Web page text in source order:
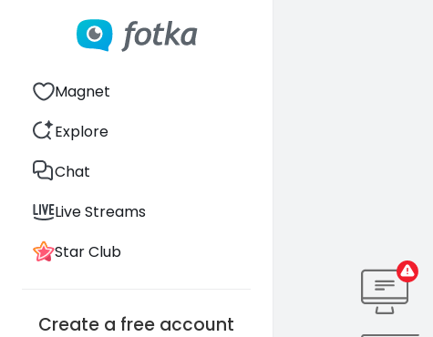
Magnet
Explore
Chat
Live Streams
Star Club
Create a free account